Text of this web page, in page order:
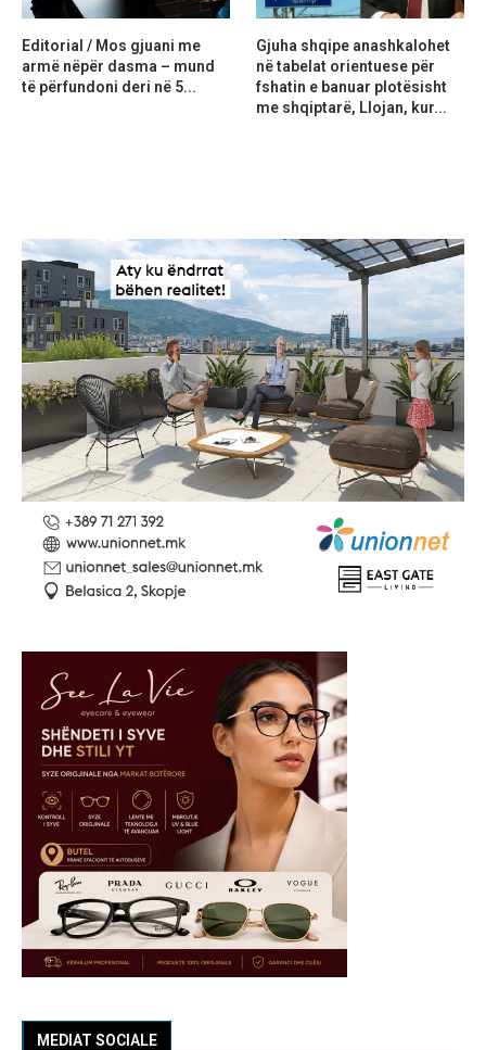
MEDIAT SOCIALE
Editorial / Mos gjuani me
armë nëpër dasma – mund
të përfundoni deri në 5...
Gjuha shqipe anashkalohet
në tabelat orientuese për
fshatin e banuar plotësisht
me shqiptarë, Llojan, kur...